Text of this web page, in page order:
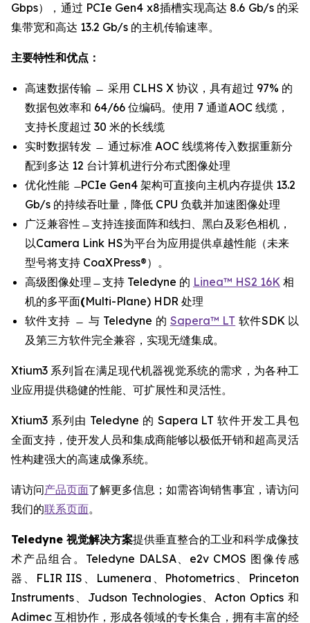
Gbps），通过 PCIe Gen4 x8插槽实现高达 8.6 Gb/s 的采
集带宽和高达 13.2 Gb/s 的主机传输速率。
主要特性和优点：
高速数据传输 ̶ 采用 CLHS X 协议，具有超过 97% 的
数据包效率和 64/66 位编码。使用 7 通道AOC 线缆，
支持长度超过 30 米的长线缆
实时数据转发 ̶ 通过标准 AOC 线缆将传入数据重新分
配到多达 12 台计算机进行分布式图像处理
优化性能 ̶ PCIe Gen4 架构可直接向主机内存提供 13.2
Gb/s 的持续吞吐量，降低 CPU 负载并加速图像处理
广泛兼容性 ̶ 支持连接面阵和线扫、黑白及彩色相机，
以Camera Link HS为平台为应用提供卓越性能（未来
型号将支持 CoaXPress®）。
高级图像处理 ̶ 支持 Teledyne 的 Linea™ HS2 16K 相
机的多平面(Multi-Plane) HDR 处理
软件支持 ̶ 与 Teledyne 的 Sapera™ LT 软件SDK 以
及第三方软件完全兼容，实现无缝集成。
Xtium3 系列旨在满足现代机器视觉系统的需求，为各种工
业应用提供稳健的性能、可扩展性和灵活性。
Xtium3 系列由 Teledyne 的 Sapera LT 软件开发工具包
全面支持，使开发人员和集成商能够以极低开销和超高灵活
性构建强大的高速成像系统。
请访问产品页面了解更多信息；如需咨询销售事宜，请访问
我们的联系页面。
Teledyne 视觉解决方案提供垂直整合的工业和科学成像技
术产品组合。Teledyne DALSA、e2v CMOS 图像传感
器、FLIR IIS、Lumenera、Photometrics、Princeton
Instruments、Judson Technologies、Acton Optics 和
Adimec 互相协作，形成各领域的专长集合，拥有丰富的经